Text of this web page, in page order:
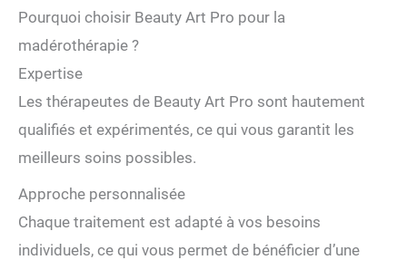
Pourquoi choisir Beauty Art Pro pour la
madérothérapie ?
Expertise
Les thérapeutes de Beauty Art Pro sont hautement
qualifiés et expérimentés, ce qui vous garantit les
meilleurs soins possibles.
Approche personnalisée
Chaque traitement est adapté à vos besoins
individuels, ce qui vous permet de bénéficier d’une